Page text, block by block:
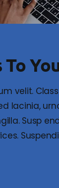
velit.
lacinia,
Susp